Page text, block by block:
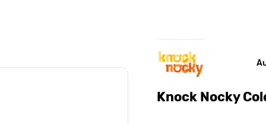
Knock Nocky